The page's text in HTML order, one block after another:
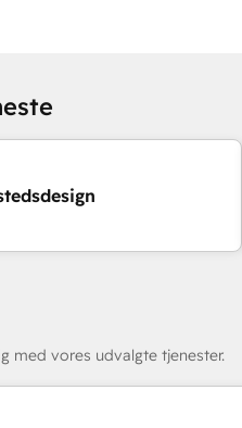
med vores udvalgte tjenester.